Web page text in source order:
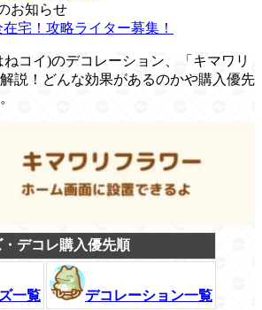
お知らせ
宅！攻略ライター募集！
コイ)のデコレーション、「キマワリ
説！どんな効果があるのかや購入優先
・デコレ購入優先順
一覧
デコレーション一覧